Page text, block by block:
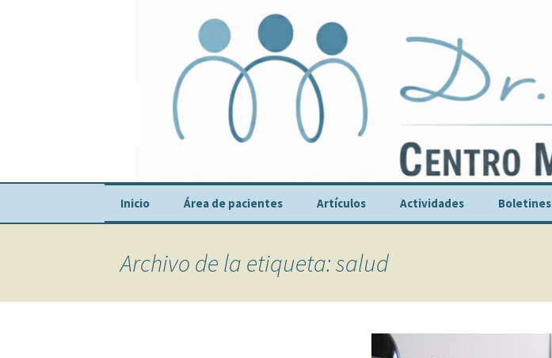
Consulta Dr. Álvarez
Centro Médico Psicosomático
Inicio Área de pacientes
Tests Pacientes
Artículos Actividades Boletines
Archivo de la etiqueta: salud